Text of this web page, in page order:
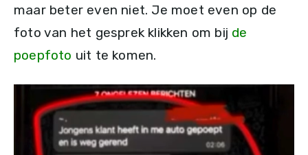
maar beter even niet. Je moet even op de
foto van het gesprek klikken om bij de
poepfoto uit te komen.